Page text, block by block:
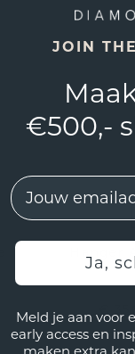
Hanger
JOIN
€500,-
EMail
Ja,
Meld je aan voor
early access en